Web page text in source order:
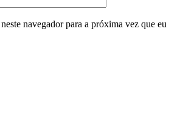
navegador para a próxima vez que eu